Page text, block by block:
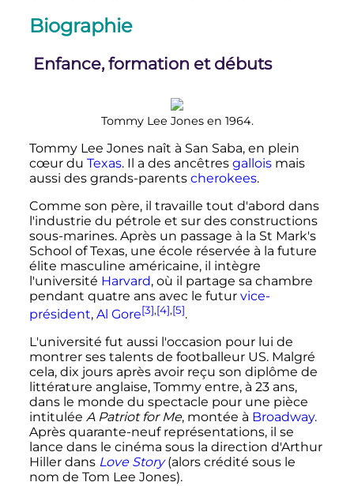
Biographie
Enfance, formation et débuts
Tommy Lee Jones en 1964.
Tommy Lee Jones naît à San Saba, en plein
cœur du Texas. Il a des ancêtres galloismais
aussi des grands-parents cherokees.
Comme son père, il travaille tout d'abord dans
l'industrie du pétrole et sur des constructions
sous-marines. Après un passage à la St Mark's
School of Texas, une école réservée à la future
élite masculine américaine, il intègre
l'université Harvard, où il partage sa chambre
pendant quatre ans avec le futur vice-
président, Al Gore[3],[4],[5].
L'université fut aussi l'occasion pour lui de
montrer ses talents de footballeur US. Malgré
cela, dix jours après avoir reçu son diplôme de
littérature anglaise, Tommy entre, à 23 ans,
dans le monde du spectacle pour une pièce
intitulée A Patriot for Me, montée à Broadway.
Après quarante-neuf représentations, il se
lance dans le cinéma sous la direction d'Arthur
Hiller dans Love Story(alors crédité sous le
nom de Tom Lee Jones).